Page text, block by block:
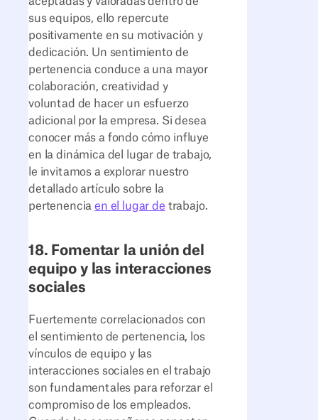
sus equipos, ello repercute
positivamente en su motivación y
dedicación. Un sentimiento de
pertenencia conduce a una mayor
colaboración, creatividad y
voluntad de hacer un esfuerzo
adicional por la empresa. Si desea
conocer más a fondo cómo influye
en la dinámica del lugar de trabajo,
le invitamos a explorar nuestro
detallado artículo sobre la
pertenenciaen el lugar de trabajo.
18. Fomentar la unión del
equipo y las interacciones
sociales
Fuertemente correlacionados con
el sentimiento de pertenencia, los
vínculos de equipo y las
interacciones sociales en el trabajo
son fundamentales para reforzar el
compromiso de los empleados.